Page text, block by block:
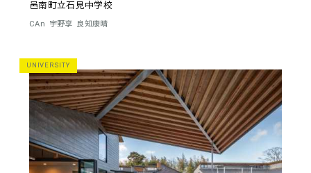
邑南町立石見中学校
CAn 宇野享 良知康晴
UNIVERSITY